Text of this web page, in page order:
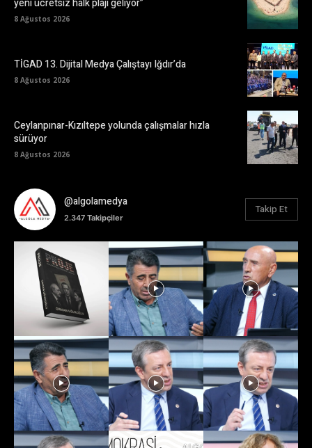
yeni ücretsiz halk plajı geliyor”
8 Ağustos 2026
TİGAD 13. Dijital Medya Çalıştayı Iğdır’da
8 Ağustos 2026
Ceylanpınar-Kızıltepe yolunda çalışmalar hızla
sürüyor
8 Ağustos 2026
@algolamedya
2.347 Takipçiler
Takip Et